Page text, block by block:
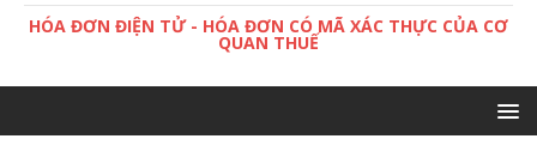
HÓA ĐƠN ĐIỆN TỬ - HÓA ĐƠN CÓ MÃ XÁC THỰC CỦA CƠ
QUAN THUẾ